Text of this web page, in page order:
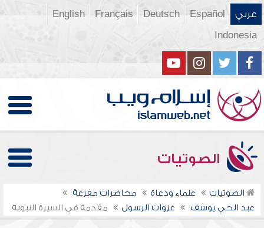
عربي Español
Deutsch
Français
English
Indonesia
الصوتيات
الصوتيات علماء ودعاة
محاضرات مفرغة
عبد الحي يوسف
غزوات الرسول مقدمة في السيرة النبوية